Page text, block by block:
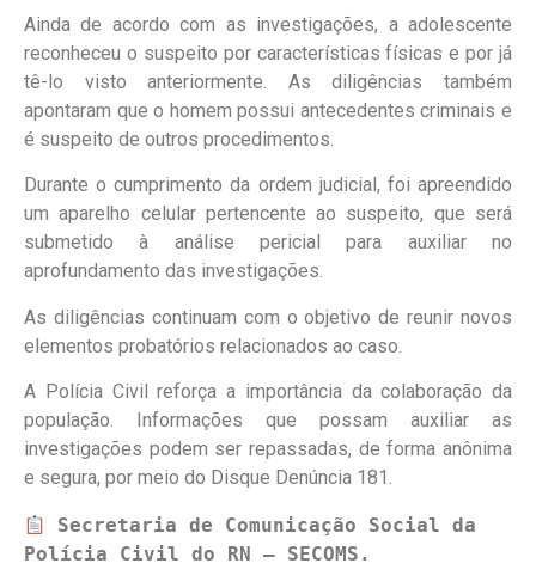
Ainda de acordo com as investigações, a adolescente
reconheceu o suspeito por características físicas e por já
tê-lo visto anteriormente. As diligências também
apontaram que o homem possui antecedentes criminais e
é suspeito de outros procedimentos.
Durante o cumprimento da ordem judicial, foi apreendido
um aparelho celular pertencente ao suspeito, que será
submetido à análise pericial para auxiliar no
aprofundamento das investigações.
As diligências continuam com o objetivo de reunir novos
elementos probatórios relacionados ao caso.
A Polícia Civil reforça a importância da colaboração da
população. Informações que possam auxiliar as
investigações podem ser repassadas, de forma anônima
e segura, por meio do Disque Denúncia 181.
Secretaria de Comunicação Social da
Polícia Civil do RN – SECOMS.